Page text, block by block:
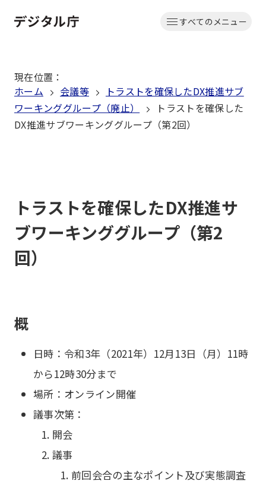
文
動
すべてのメニュー
現在位置 ：
ホーム
会議等
トラストを確保したDX推進サブ
ワーキンググループ（廃止）
トラストを確保した
DX推進サブワーキンググループ（第2回）
トラストを確保したDX推進サ
ブワーキンググループ（第2
回）
概
日時：令和3年（2021年）12月13日（月）11時
から12時30分まで
場所：オンライン開催
議事次第：
開会
議事
前回会合の主なポイント及び実態調査